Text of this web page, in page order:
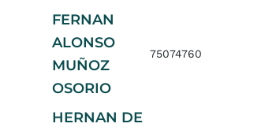
FERNAN
ALONSO
MUÑOZ
OSORIO
75074760
HERNAN DE